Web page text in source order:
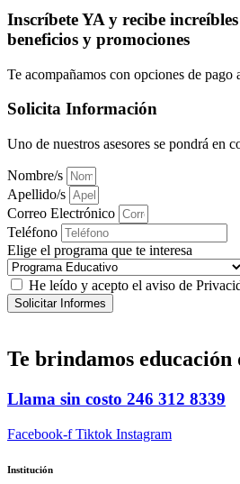
Inscríbete YA y recibe increíbles
beneficios y promociones
Te acompañamos con opciones de pago
Solicita Información
Uno de nuestros asesores se pondrá en
Nombre/s
Apellido/s
Correo Electrónico
Teléfono
Elige el programa que te interesa
He leído y acepto el aviso de
Solicitar Informes
Te brindamos educación
Llama sin costo 246 312 8339
Facebook-f Tiktok Instagram
Institución